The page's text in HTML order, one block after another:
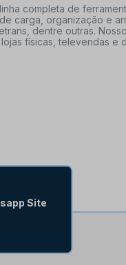
completa de
carga, organização e
dentre outras.
físicas, televendas e
Site